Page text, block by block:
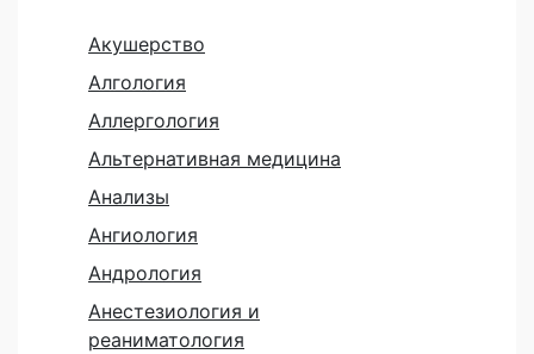
Акушерство
Алгология
Аллергология
Альтернативная медицина
Анализы
Ангиология
Андрология
Анестезиология и
реаниматология